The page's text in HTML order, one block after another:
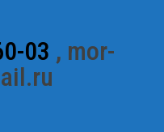
03 , mor-